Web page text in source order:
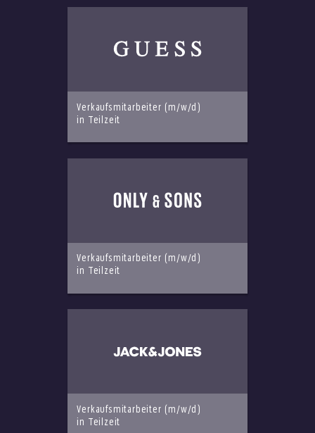
Verkaufsmitarbeiter (m/w/d)
in Teilzeit
Verkaufsmitarbeiter (m/w/d)
in Teilzeit
Verkaufsmitarbeiter (m/w/d)
in Teilzeit